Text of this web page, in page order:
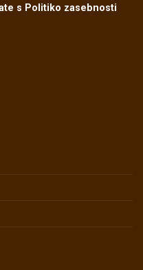
s Politiko zasebnosti